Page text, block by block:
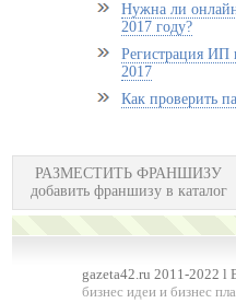
Нужна ли онлайн
2017 году?
Регистрация ИП
2017
Как проверить
РАЗМЕСТИТЬ ФРАНШИЗУ
добавить франшизу в каталог
gazeta42.ru 2011-2022 l
бизнес идеи и бизнес